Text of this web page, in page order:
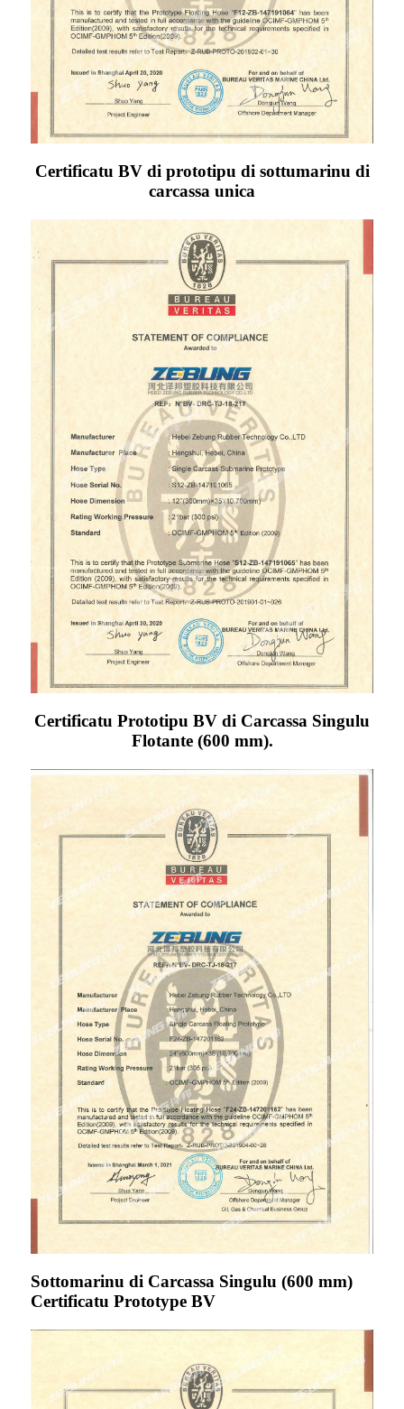
Certificatu BV di prototipu di sottumarinu di
carcassa unica
Certificatu Prototipu BV di Carcassa Singulu
Flotante (600 mm).
Sottomarinu di Carcassa Singulu (600 mm)
Certificatu Prototype BV